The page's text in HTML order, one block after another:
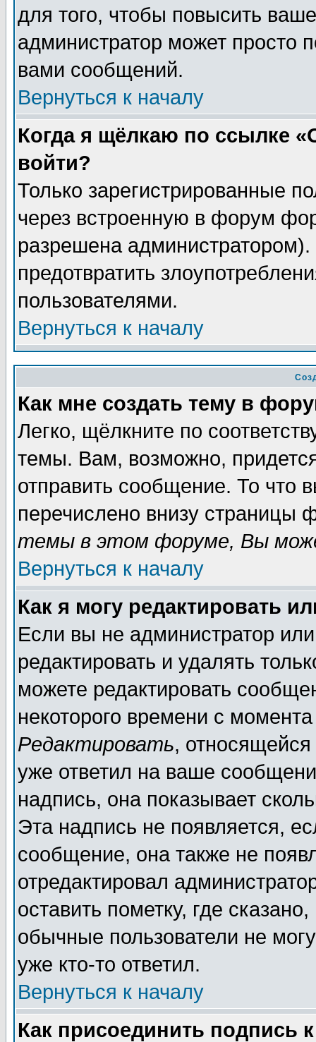
для того, чтобы повысить
администратор может просто
вами сообщений.
Вернуться к началу
Когда я щёлкаю по ссылке
войти?
Только зарегистрированные
через встроенную в форум
разрешена
предотвратить
пользователями.
Вернуться к началу
Как мне создать тему в
Легко, щёлкните по
темы. Вам, возможно,
отправить сообщение. То что
перечислено внизу страницы
темы в этом форуме, Вы
Вернуться к началу
Как я могу редактировать
Если вы не администратор
редактировать и удалять
можете редактировать
некоторого времени с
Редактировать,
уже ответил на ваше
надпись, она показывает
Эта надпись не появляется,
сообщение, она также не
отредактировал
оставить пометку, где
обычные пользователи не
уже кто-то ответил.
Вернуться к началу
Как присоединить подпись